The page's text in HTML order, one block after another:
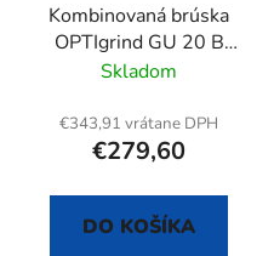
Kombinovaná brúska
OPTIgrind GU 20 B
(400 V)
Skladom
€343,91 vrátane DPH
€279,60
DO KOŠÍKA